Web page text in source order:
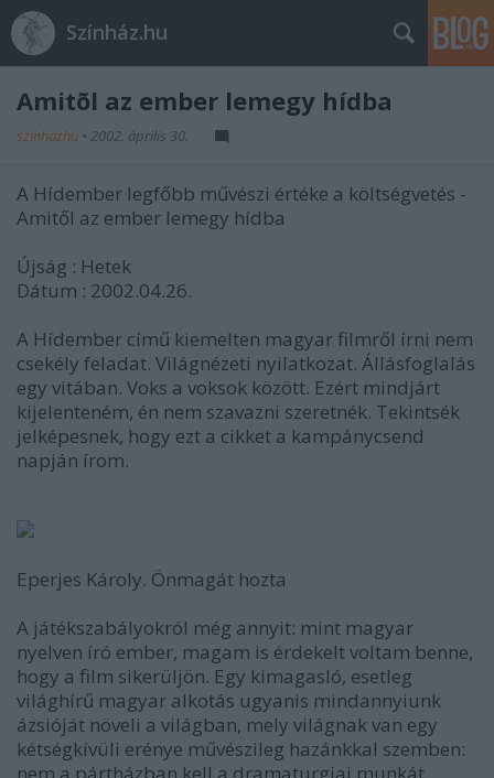
Színház.hu
Amitõl az ember lemegy hídba
szinhazhu • 2002. április 30.
A Hídember legfőbb művészi értéke a költségvetés -
Amitől az ember lemegy hídba
Újság : Hetek
Dátum : 2002.04.26.
A Hídember című kiemelten magyar filmről írni nem
csekély feladat. Világnézeti nyilatkozat. Állásfoglalás
egy vitában. Voks a voksok között. Ezért mindjárt
kijelenteném, én nem szavazni szeretnék. Tekintsék
jelképesnek, hogy ezt a cikket a kampánycsend
napján írom.
Eperjes Károly. Önmagát hozta
A játékszabályokról még annyit: mint magyar
nyelven író ember, magam is érdekelt voltam benne,
hogy a film sikerüljön. Egy kimagasló, esetleg
világhírű magyar alkotás ugyanis mindannyiunk
ázsióját növeli a világban, mely világnak van egy
kétségkívüli erénye művészileg hazánkkal szemben: